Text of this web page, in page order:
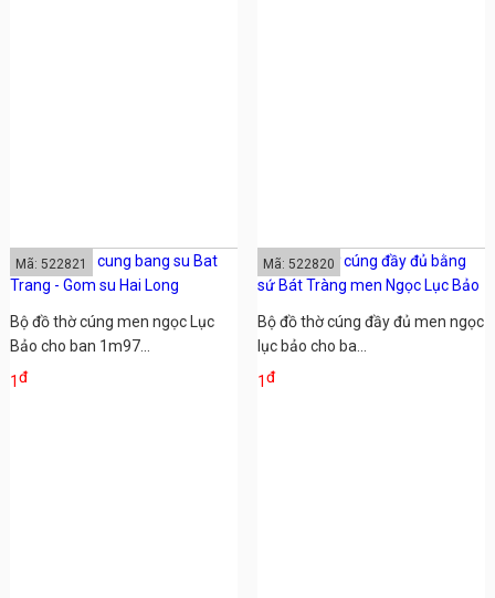
Bộ đồ thờ cúng men ngọc Lục
Bảo cho ban 1m97...
1đ
Mã: 522821
Bộ đồ thờ cúng đầy đủ men ngọc
lục bảo cho ba...
1đ
Mã: 522820